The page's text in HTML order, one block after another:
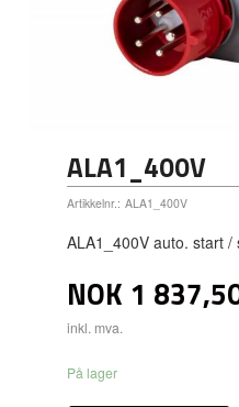
ALA1_400V
Artikkelnr.: ALA1_400V
ALA1_400V auto. start /
NOK 1
inkl. mva.
På lager